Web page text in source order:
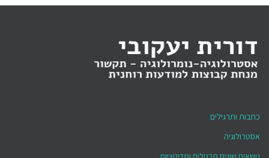
כתבות ותרגילים
אסטרולוגיה